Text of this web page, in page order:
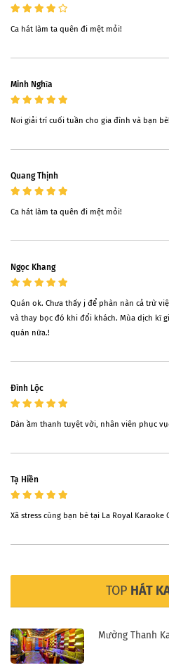
Ca hát làm ta quên đi mệt mỏi!
Minh Nghĩa
Nơi giải trí cuối tuần cho gia đình và bạn bè!
Quang Thịnh
Ca hát làm ta quên đi mệt mỏi!
Ngọc Khang
Quán ok. Chưa thấy j để phàn nàn cả trừ
và thay bọc đó khi đổi khách. Mùa dịch kĩ
quán nữa.!
Ðình Lộc
Dàn ầm thanh tuyệt vời, nhân viên phục
Tạ Hiền
Xã stress cùng bạn bè tại La Royal Karaoke
TOP HÁT
Mường Thanh